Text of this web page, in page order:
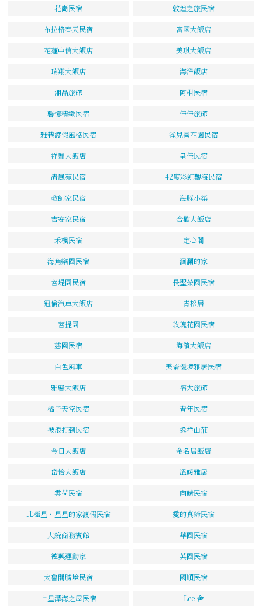
花崗民宿 敦煌之旅民宿
布拉格春天民宿 富國大飯店
花蓮中信大飯店 美琪大飯店
瑞翔大飯店 海洋飯店
湘品旅館 阿柑民宿
馨憶精緻民宿 佳佳旅館
雅巷渡假風格民宿 雀兒喜花園民宿
祥鼎大飯店 皇佳民宿
清風苑民宿 42度彩虹觀海民宿
教師家民宿 海豚小築
吉安家民宿 合歡大飯店
禾楓民宿 定心閣
海角樂園民宿 洄瀾的家
菩堤園民宿 長聖榮園民宿
冠倫汽車大飯店 青松居
菩提園 玫瑰花園民宿
慈園民宿 海濱大飯店
白色風車 美崙優境雅居民宿
雅馨大飯店 福大旅館
橘子天空民宿 青年民宿
被浪打到民宿 逸祥山莊
今日大飯店 金名居飯店
岱怡大飯店 溫暖雅居
雲荷民宿 向晴民宿
北極星．星星的家渡假民宿 愛的真締民宿
大統商務賓館 華園民宿
德興運動家 英園民宿
太魯閣勝境民宿 國順民宿
七星潭海之屋民宿 Lee 舍